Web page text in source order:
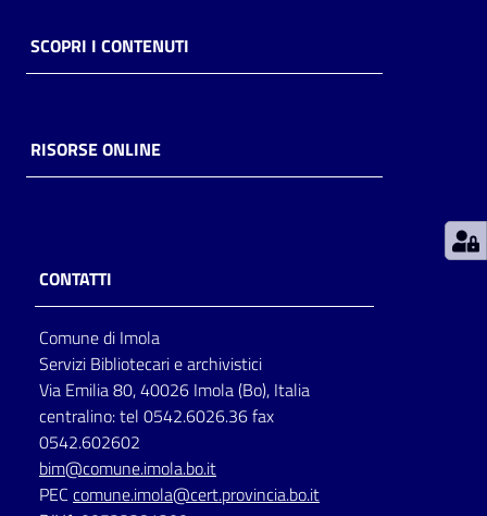
Casa
Piani
storico
per
lettura
Seguici
su
SCOPRI I CONTENUTI
RISORSE ONLINE
CONTATTI
Comune di Imola
Servizi Bibliotecari e archivistici
Via Emilia 80, 40026 Imola (Bo), Italia
centralino: tel 0542.6026.36 fax
0542.602602
bim@comune.imola.bo.it
PEC comune.imola@cert.provincia.bo.it